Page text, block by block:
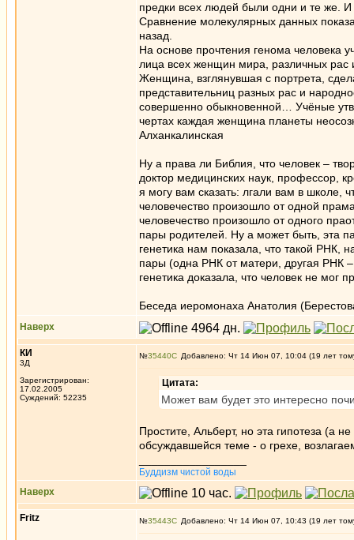
предки всех людей были одни и те же.
Сравнение молекулярных данных
назад.
На основе прочтения генома человека
лица всех женщин мира, различных рас
Женщина, взглянувшая с портрета,
представительниц разных рас и
совершенно обыкновенной… Учёные
чертах каждая женщина планеты
Алханкалинская
Ну а права ли Библия, что человек –
доктор медицинских наук, профессор,
я могу вам сказать: лгали вам в школе,
человечество произошло от одной
человечество произошло от одного
пары родителей. Ну а может быть, эта
генетика нам показала, что такой РНК,
пары (одна РНК от матери, другая РНК –
генетика доказала, что человек не мог
Беседа иеромонаха Анатолия
Наверх
КИ
3Д
Зарегистрирован:
17.02.2005
Суждений: 52235
№35440 Добавлено: Чт 14 Июн 07, 10:04 (19 лет
Цитата:
Может вам будет это интересно
Простите, Альберт, но эта гипотеза (а
обсуждавшейся теме - о грехе,
Буддизм чистой воды
Наверх
Fritz №35443 Добавлено: Чт 14 Июн 07, 10:43 (19 лет